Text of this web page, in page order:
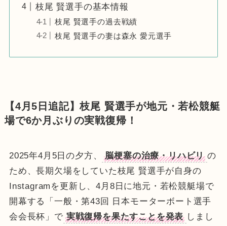
枝尾 賢選手の基本情報
枝尾 賢選手の過去戦績
枝尾 賢選手の妻は森永 愛元選手
【4月5日追記】枝尾 賢選手が地元・若松競艇
場で6か月ぶりの実戦復帰！
2025年4月5日の夕方、 脳梗塞の治療・リハビリ の
ため、長期欠場をしていた枝尾 賢選手が自身の
Instagramを更新し、4月8日に地元・若松競艇場で
開幕する「一般・第43回 日本モーターボート選手
会会長杯」で 実戦復帰を果たすことを発表 しまし